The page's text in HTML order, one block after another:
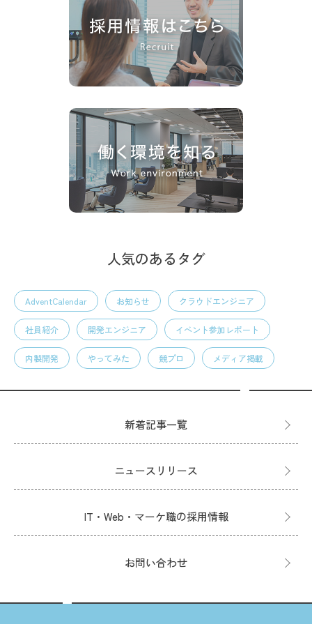
人気のあるタグ
AdventCalendar お知らせ クラウドエンジニア
社員紹介 開発エンジニア イベント参加レポート
内製開発 やってみた 競プロ メディア掲載
新着記事一覧
ニュースリリース
IT・Web・マーケ職の採用情報
お問い合わせ